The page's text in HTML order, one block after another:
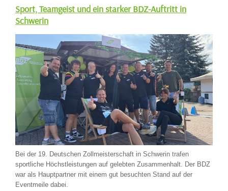
Sport, Teamgeist und ein starker BDZ-Auftritt in
Schwerin
Bei der 19. Deutschen Zollmeisterschaft in Schwerin trafen
sportliche Höchstleistungen auf gelebten Zusammenhalt. Der BDZ
war als Hauptpartner mit einem gut besuchten Stand auf der
Eventmeile dabei.